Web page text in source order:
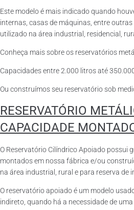
Este modelo é mais indicado quando
internas, casas de máquinas, entre
utilizado na área industrial, residencial,
Conheça mais sobre os reservatórios
Capacidades entre 2.000 litros até
Ou construímos seu reservatório sob
RESERVATÓRIO
CAPACIDADE
O Reservatório Cilíndrico Apoiado possui
montados em nossa fábrica e/ou
na área industrial, rural e para reserva de
O reservatório apoiado é um modelo
indireto, quando há a necessidade de